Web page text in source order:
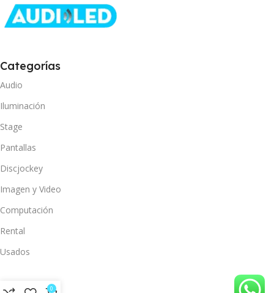
Categorías
Audio
Iluminación
Stage
Pantallas
Discjockey
Imagen y Video
Computación
Rental
Usados
0